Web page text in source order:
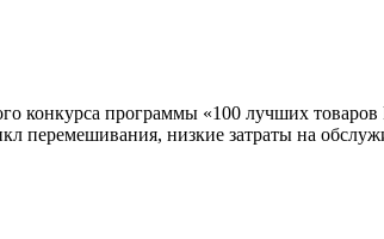
конкурса программы «100 лучших
перемешивания, низкие затраты на